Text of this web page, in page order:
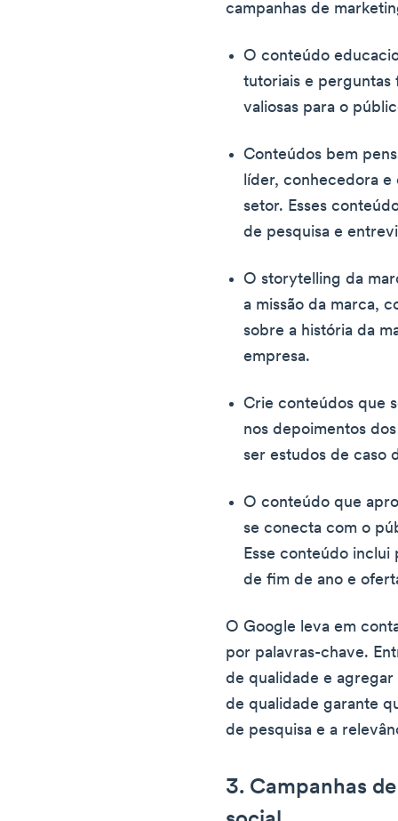
campanhas de
O conteúdo
tutoriais e perguntas
valiosas para o
Conteúdos bem
líder, conhecedora e
setor. Esses
de pesquisa e
O storytelling da
a missão da marca,
sobre a história da
empresa.
Crie conteúdos que
nos depoimentos
ser estudos de caso
O conteúdo que
se conecta com o
Esse conteúdo inclui
de fim de ano e
O Google leva em
por palavras-chave.
de qualidade e
de qualidade garante
de pesquisa e a
3. Campanhas